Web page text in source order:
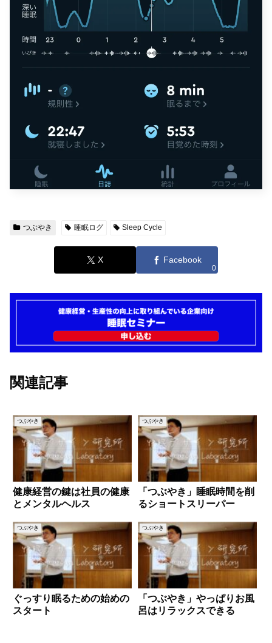
つぶやき 睡眠ログ Sleep Cycle
X Facebook
0
関連記事
つぶやき
健康経営の鍵は社員の健康
とメンタルヘルス
つぶやき
「つぶやき」睡眠時間を削
るショートスリーパー
つぶやき
ぐっすり眠るための始めの
スタート
つぶやき
「つぶやき」やっぱりお風
呂はリラックスできる